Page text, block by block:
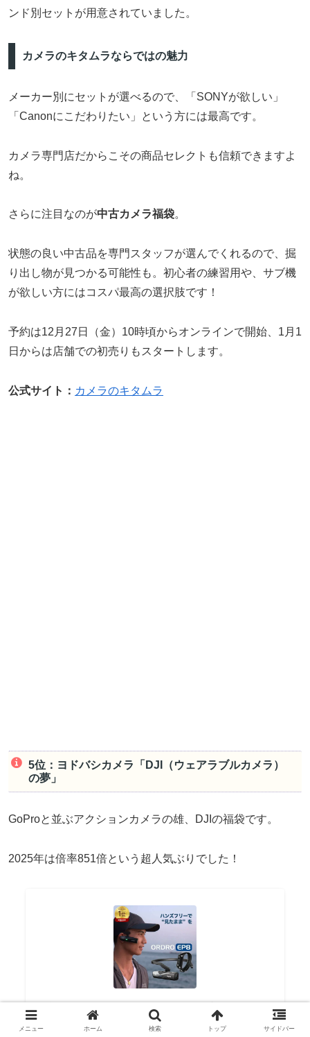
ンド別セットが用意されていました。
カメラのキタムラならではの魅力
メーカー別にセットが選べるので、「SONYが欲しい」
「Canonにこだわりたい」という方には最高です。
カメラ専門店だからこその商品セレクトも信頼できますよ
ね。
さらに注目なのが中古カメラ福袋。
状態の良い中古品を専門スタッフが選んでくれるので、掘
り出し物が見つかる可能性も。初心者の練習用や、サブ機
が欲しい方にはコスパ最高の選択肢です！
予約は12月27日（金）10時頃からオンラインで開始、1月1
日からは店舗での初売りもスタートします。
公式サイト： カメラのキタムラ
5位：ヨドバシカメラ「DJI（ウェアラブルカメラ）
の夢」
GoProと並ぶアクションカメラの雄、DJIの福袋です。
2025年は倍率851倍という超人気ぶりでした！
[楽天1位]アクションカメラ ウェアラブルカメラ
ORDRO EP8 4K高画質 長時間録画撮影 ヘッドマウ
メニュー ホーム 検索 トップ サイドバー